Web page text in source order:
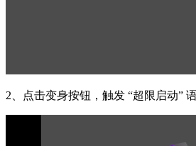
2、点击变身按钮，触发 “超限启动”